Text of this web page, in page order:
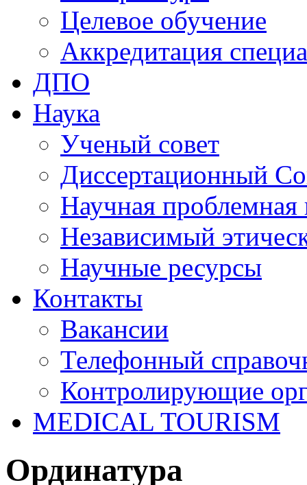
Целевое обучение
Аккредитация
ДПО
Наука
Ученый совет
Диссертационный
Научная проблемная
Независимый
Научные ресурсы
Контакты
Вакансии
Телефонный
Контролирующие
MEDICAL TOURISM
Ординатура